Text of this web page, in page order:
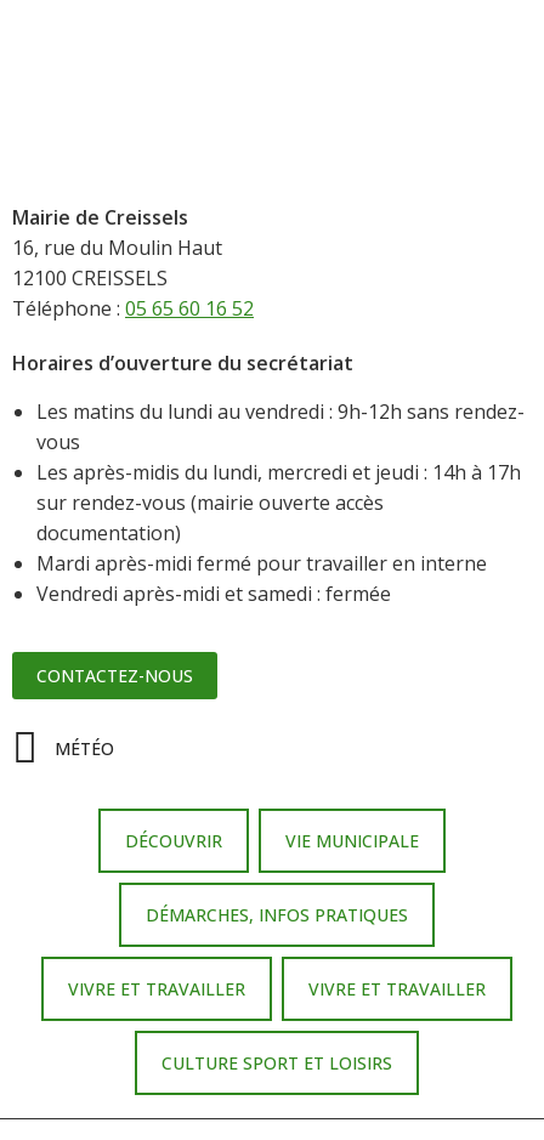
Mairie de Creissels
16, rue du Moulin Haut
12100 CREISSELS
Téléphone : 05 65 60 16 52
Horaires d’ouverture du secrétariat
Les matins du lundi au vendredi : 9h-12h sans rendez-
vous
Les après-midis du lundi, mercredi et jeudi : 14h à 17h
sur rendez-vous (mairie ouverte accès
documentation)
Mardi après-midi fermé pour travailler en interne
Vendredi après-midi et samedi : fermée
CONTACTEZ-NOUS
MÉTÉO
DÉCOUVRIR VIE MUNICIPALE
DÉMARCHES, INFOS PRATIQUES
VIVRE ET TRAVAILLER VIVRE ET TRAVAILLER
CULTURE SPORT ET LOISIRS